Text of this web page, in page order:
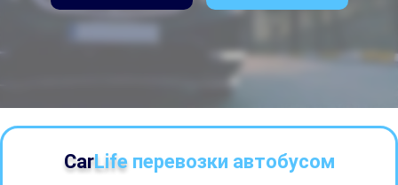
CarLifeперевозки автобусом